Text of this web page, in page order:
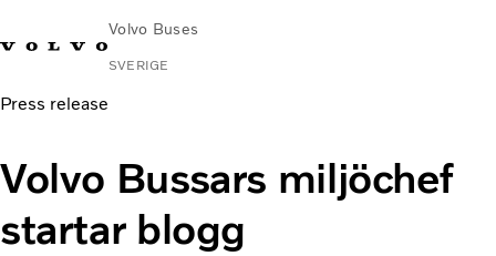
Volvo Buses
SVERIGE
Change
Kontakta
Turistbussar
Press release
Volvo Bussars miljöchef
startar blogg